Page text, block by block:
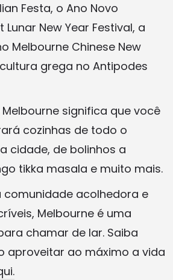
Festa, o Ano Novo
New Year Festival, a
Melbourne Chinese New
grega no Antipodes
significa que você
cozinhas de todo o
cidade, de bolinhos a
tikka masala e muito mais.
comunidade acolhedora e
Melbourne é uma
chamar de lar. Saiba
aproveitar ao máximo a vida